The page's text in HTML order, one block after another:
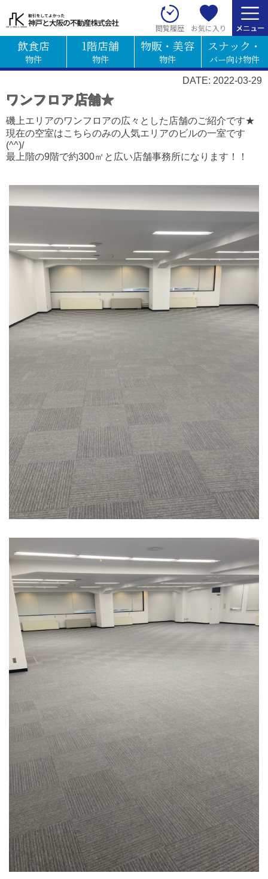
閲覧履歴 お気に入り
飲食店
物件
1階店舗
物件
物販・美容
物件
スナック・
バー向け物件
DATE: 2022-03-29
ワンフロア店舗★
磯上エリアのワンフロアの広々とした店舗のご紹介です★
現在の空室はこちらのみの人気エリアのビルの一室です
(^^)/
最上階の9階で約300㎡と広い店舗事務所になります！！